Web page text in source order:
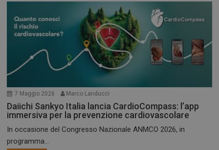
7 Maggio 2026 Marco Landucci
Daiichi Sankyo Italia lancia CardioCompass: l’app
immersiva per la prevenzione cardiovascolare
In occasione del Congresso Nazionale ANMCO 2026, in
programma...